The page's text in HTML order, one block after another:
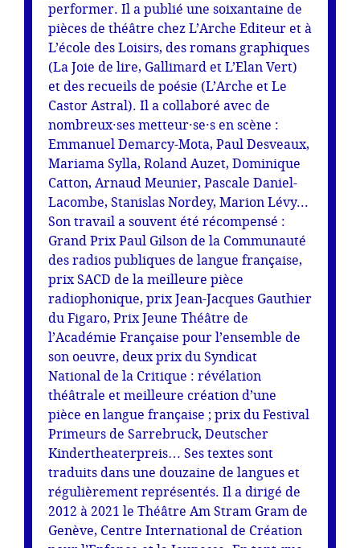
performer. Il a publié une soixantaine de
pièces de théâtre chez L’Arche Editeur et à
L’école des Loisirs, des romans graphiques
(La Joie de lire, Gallimard et L’Elan Vert)
et des recueils de poésie (L’Arche et Le
Castor Astral). Il a collaboré avec de
nombreux·ses metteur·se·s en scène :
Emmanuel Demarcy-Mota, Paul Desveaux,
Mariama Sylla, Roland Auzet, Dominique
Catton, Arnaud Meunier, Pascale Daniel-
Lacombe, Stanislas Nordey, Marion Lévy...
Son travail a souvent été récompensé :
Grand Prix Paul Gilson de la Communauté
des radios publiques de langue française,
prix SACD de la meilleure pièce
radiophonique, prix Jean-Jacques Gauthier
du Figaro, Prix Jeune Théâtre de
l’Académie Française pour l’ensemble de
son oeuvre, deux prix du Syndicat
National de la Critique : révélation
théâtrale et meilleure création d’une
pièce en langue française ; prix du Festival
Primeurs de Sarrebruck, Deutscher
Kindertheaterpreis… Ses textes sont
traduits dans une douzaine de langues et
régulièrement représentés. Il a dirigé de
2012 à 2021 le Théâtre Am Stram Gram de
Genève, Centre International de Création